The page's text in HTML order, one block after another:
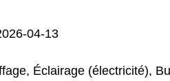
04-13
Éclairage (électricité),